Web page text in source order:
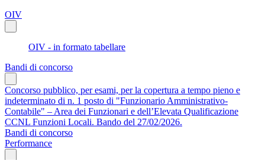
OIV
OIV - in formato tabellare
Bandi di concorso
Concorso pubblico, per esami, per la copertura a tempo pieno e
indeterminato di n. 1 posto di "Funzionario Amministrativo-
Contabile" – Area dei Funzionari e dell’Elevata Qualificazione
CCNL Funzioni Locali. Bando del 27/02/2026.
Bandi di concorso
Performance